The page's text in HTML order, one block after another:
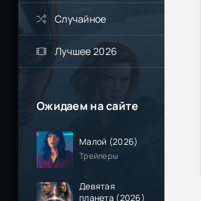
Случайное
Лучшее 2026
Ожидаем на сайте
Малой (2026)
Трейлеры
Девятая
планета (2026)